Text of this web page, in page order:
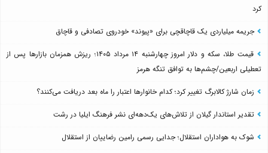
کرد
جریمه میلیاردی یک قاچاقچی برای «پیوند» خودروی تصادفی و قاچاق
قیمت طلا، سکه و دلار امروز چهارشنبه ۱۴ مرداد ۱۴۰۵؛ ریزش همزمان بازارها پس از
تعطیلی اربعین/چشم‌ها به توافق تنگه هرمز
زمان شارژ کالابرگ تغییر کرد؛ کدام خانوارها اعتبار را ماه بعد دریافت می‌کنند؟
تقدیر استاندار گیلان از تلاش‌های یک‌دهه‌ای نشر فرهنگ ایلیا در رشت
شوک به هواداران استقلال؛ جدایی رسمی رامین رضاییان از استقلال